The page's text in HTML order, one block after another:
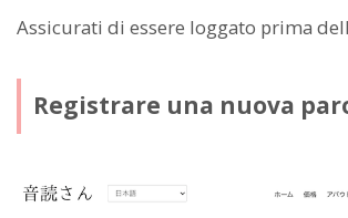
Assicurati di essere loggato prima
Registrare una nuova